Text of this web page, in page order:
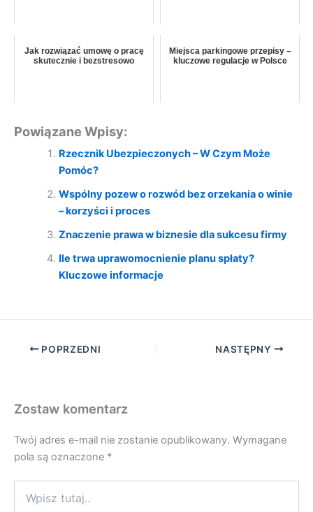
Jak rozwiązać umowę o pracę
skutecznie i bezstresowo
Miejsca parkingowe przepisy –
kluczowe regulacje w Polsce
Powiązane Wpisy:
Rzecznik Ubezpieczonych – W Czym Może
Pomóc?
Wspólny pozew o rozwód bez orzekania o winie
– korzyści i proces
Znaczenie prawa w biznesie dla sukcesu firmy
Ile trwa uprawomocnienie planu spłaty?
Kluczowe informacje
POPRZEDNI NASTĘPNY
Zostaw komentarz
Twój adres e-mail nie zostanie opublikowany. Wymagane
pola są oznaczone *
tutaj..